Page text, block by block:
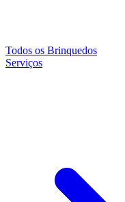
Todos os Brinquedos
Serviços